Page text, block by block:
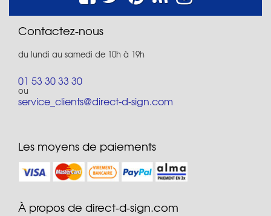
Contactez-nous
du lundi au samedi de 10h à 19h
01 53 30 33 30
ou
service_clients@direct-d-sign.com
Les moyens de paiements
À propos de direct-d-sign.com